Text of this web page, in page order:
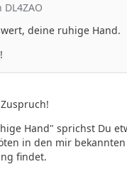
deine ruhige Hand.
Hand" sprichst Du
in den mir
findet.